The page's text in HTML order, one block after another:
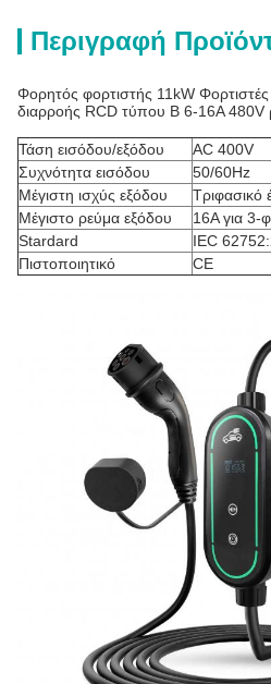
Περιγραφή
Φορητός φορτιστής 11kW
διαρροής RCD τύπου B 6-16A 480V
Τάση εισόδου/εξόδου
AC 400V
Συχνότητα εισόδου
50/60Hz
Μέγιστη ισχύς εξόδου
Μέγιστο ρεύμα εξόδου
16Α για 3-
Stardard
IEC
Πιστοποιητικό
CE